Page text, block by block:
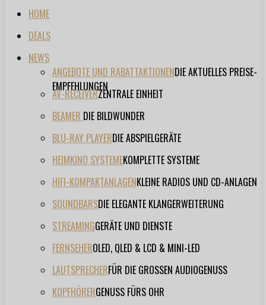
HOME
DEALS
NEWS
ANGEBOTE UND RABATTAKTIONENDIE AKTUELLES PREISE-
EMPFEHLUNGEN
AV-RECEIVERZENTRALE EINHEIT
BEAMER DIE BILDWUNDER
BLU-RAY PLAYERDIE ABSPIELGERÄTE
HEIMKINO SYSTEMEKOMPLETTE SYSTEME
HIFI-KOMPAKTANLAGENKLEINE RADIOS UND CD-ANLAGEN
SOUNDBARSDIE ELEGANTE KLANGERWEITERUNG
STREAMINGGERÄTE UND DIENSTE
FERNSEHEROLED, QLED & LCD & MINI-LED
LAUTSPRECHERFÜR DIE GROSSEN AUDIOGENUSS
KOPFHÖRERGENUSS FÜRS OHR